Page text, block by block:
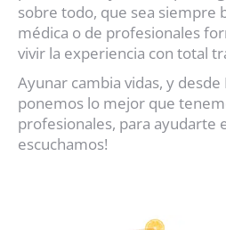
sobre todo, que sea siempre
médica o de profesionales
vivir la experiencia con total
Ayunar cambia vidas, y
ponemos lo mejor que
profesionales, para ayudarte
escuchamos!